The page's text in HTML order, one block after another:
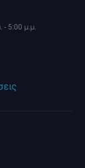
5:00 μ.μ.